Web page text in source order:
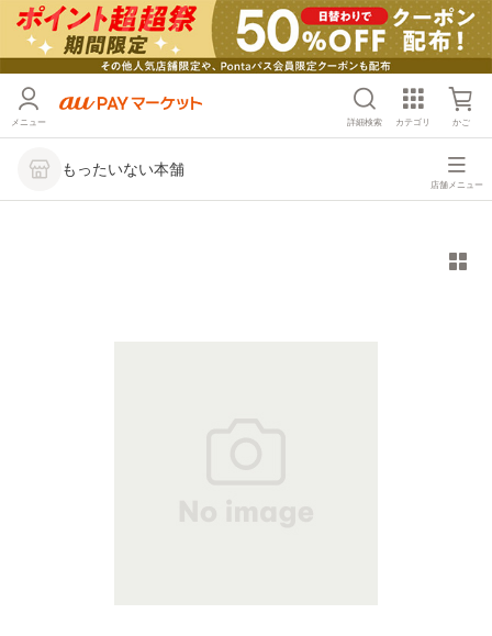
メニュー 詳細検索 カテゴリ かご
もったいない本舗
店舗メニュー